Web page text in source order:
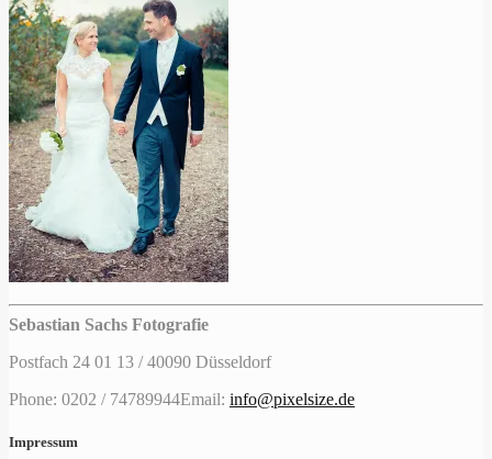
Sebastian Sachs Fotografie
Postfach 24 01 13 / 40090 Düsseldorf
Phone: 0202 / 74789944Email: info@pixelsize.de
Impressum